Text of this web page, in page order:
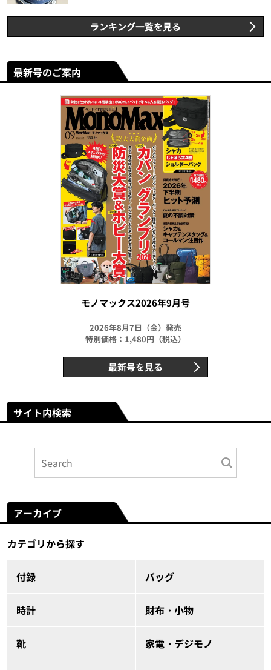
ランキング一覧を見る
最新号のご案内
モノマックス2026年9月号
2026年8月7日（金）発売
特別価格：1,480円（税込）
最新号を見る
サイト内検索
アーカイブ
カテゴリから探す
付録 バッグ
時計 財布・小物
靴 家電・デジモノ